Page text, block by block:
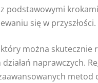
podstawowymi
się w przyszłości.
można skutecznie
naprawczych.
metod